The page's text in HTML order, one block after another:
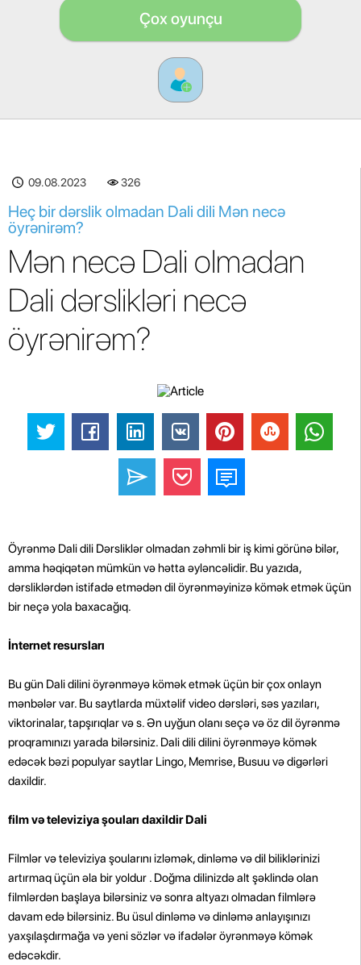
Çox oyunçu
09.08.2023 326
Heç bir dərslik olmadan Dali dili Mən necə
öyrənirəm?
Mən necə Dali olmadan
Dali dərslikləri necə
öyrənirəm?
Öyrənmə Dali dili Dərsliklər olmadan zəhmli bir iş kimi görünə bilər,
amma həqiqətən mümkün və hətta əyləncəlidir. Bu yazıda,
dərsliklərdən istifadə etmədən dil öyrənməyinizə kömək etmək üçün
bir neçə yola baxacağıq.
İnternet resursları
Bu gün Dali dilini öyrənməyə kömək etmək üçün bir çox onlayn
mənbələr var. Bu saytlarda müxtəlif video dərsləri, səs yazıları,
viktorinalar, tapşırıqlar və s. Ən uyğun olanı seçə və öz dil öyrənmə
proqramınızı yarada bilərsiniz. Dali dili dilini öyrənməyə kömək
edəcək bəzi populyar saytlar Lingo, Memrise, Busuu və digərləri
daxildir.
film və televiziya şouları daxildir Dali
Filmlər və televiziya şoularını izləmək, dinləmə və dil biliklərinizi
artırmaq üçün əla bir yoldur . Doğma dilinizdə alt şəklində olan
filmlərdən başlaya bilərsiniz və sonra altyazı olmadan filmlərə
davam edə bilərsiniz. Bu üsul dinləmə və dinləmə anlayışınızı
yaxşılaşdırmağa və yeni sözlər və ifadələr öyrənməyə kömək
edəcəkdir.